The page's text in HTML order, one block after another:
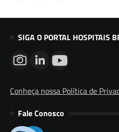
SIGA O PORTAL HOSPITAIS
Conheça nossa Política de
Fale Conosco